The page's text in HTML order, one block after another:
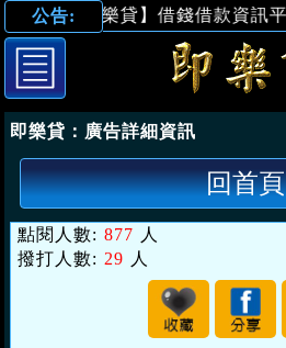
公告:
【即樂貸】借錢借款資訊平台
即樂貸： 廣告詳細資訊
回首頁
點閱人數: 877 人
撥打人數: 29 人